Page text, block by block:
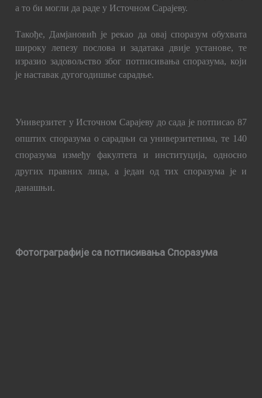
а то би могли да раде у Источном Сарајеву.
Такође, Дамјановић је рекао да овај споразум обухвата
широку лепезу послова и задатака двије установе, те
изразио задовољство због потписивања споразума, који
је наставак дугогодишње сарадње.
Универзитет у Источном Сарајеву до сада је потписао 87
општих споразума о сарадњи са универзитетима, те 140
споразума између факултета и институција, односно
других правних лица, а један од тих споразума је и
данашњи.
Фотограграфије са потписивања Споразума